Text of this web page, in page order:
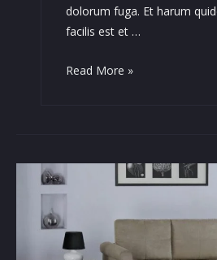
dolorum fuga. Et harum
facilis est et …
Tortor
Read More »